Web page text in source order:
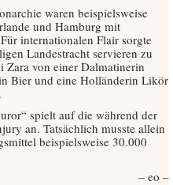
waren beispielsweise
und Hamburg mit
internationalen Flair sorgte
Landestracht servieren zu
Zara von einer Dalmatinerin
Bier und eine Holländerin Likör
spielt auf die während der
an. Tatsächlich musste allein
beispielsweise 30.000
– eo –